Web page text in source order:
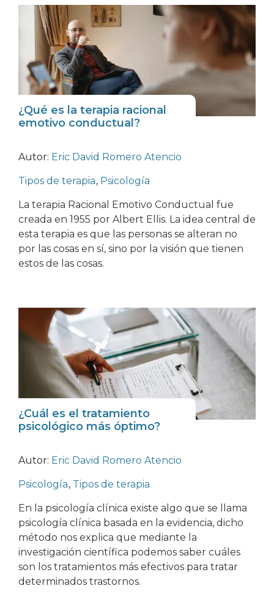
¿Qué es la terapia racional
emotivo conductual?
Autor: Eric David Romero Atencio
Tipos de terapia, Psicología
La terapia Racional Emotivo Conductual fue
creada en 1955 por Albert Ellis. La idea central de
esta terapia es que las personas se alteran no
por las cosas en sí, sino por la visión que tienen
estos de las cosas.
¿Cuál es el tratamiento
psicológico más óptimo?
Autor: Eric David Romero Atencio
Psicología, Tipos de terapia
En la psicología clínica existe algo que se llama
psicología clínica basada en la evidencia, dicho
método nos explica que mediante la
investigación científica podemos saber cuáles
son los tratamientos más efectivos para tratar
determinados trastornos.